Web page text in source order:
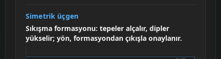
Simetrik üçgen
Sıkışma formasyonu: tepeler alçalır, dipler
yükselir; yön, formasyondan çıkışla onaylanır.